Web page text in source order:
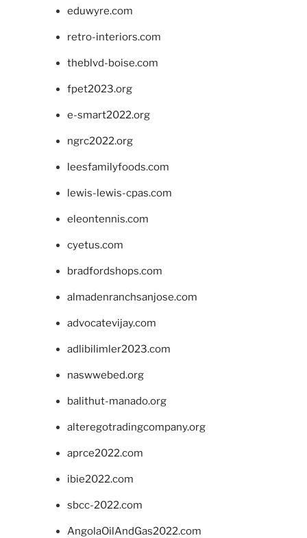
eduwyre.com
retro-interiors.com
theblvd-boise.com
fpet2023.org
e-smart2022.org
ngrc2022.org
leesfamilyfoods.com
lewis-lewis-cpas.com
eleontennis.com
cyetus.com
bradfordshops.com
almadenranchsanjose.com
advocatevijay.com
adlibilimler2023.com
naswwebed.org
balithut-manado.org
alteregotradingcompany.org
aprce2022.com
ibie2022.com
sbcc-2022.com
AngolaOilAndGas2022.com